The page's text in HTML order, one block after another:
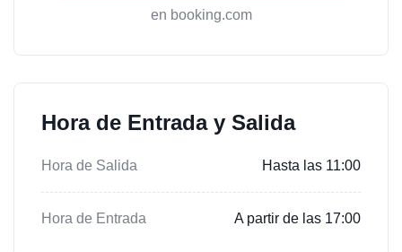
en booking.com
Hora de Entrada y Salida
Hora de Salida Hasta las 11:00
Hora de Entrada A partir de las 17:00